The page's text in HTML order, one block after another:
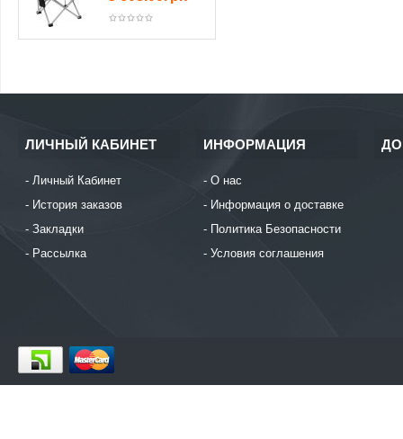
ЛИЧНЫЙ КАБИНЕТ
Личный Кабинет
История заказов
Закладки
Рассылка
ИНФОРМАЦИЯ
О нас
Информация о доставке
Политика Безопасности
Условия соглашения